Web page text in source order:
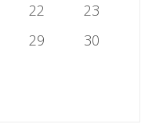
22
23
29
30